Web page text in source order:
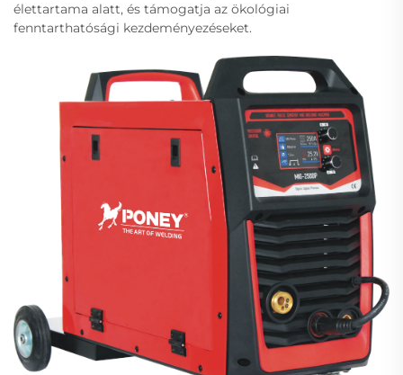
élettartama alatt, és támogatja az ökológiai
fenntarthatósági kezdeményezéseket.